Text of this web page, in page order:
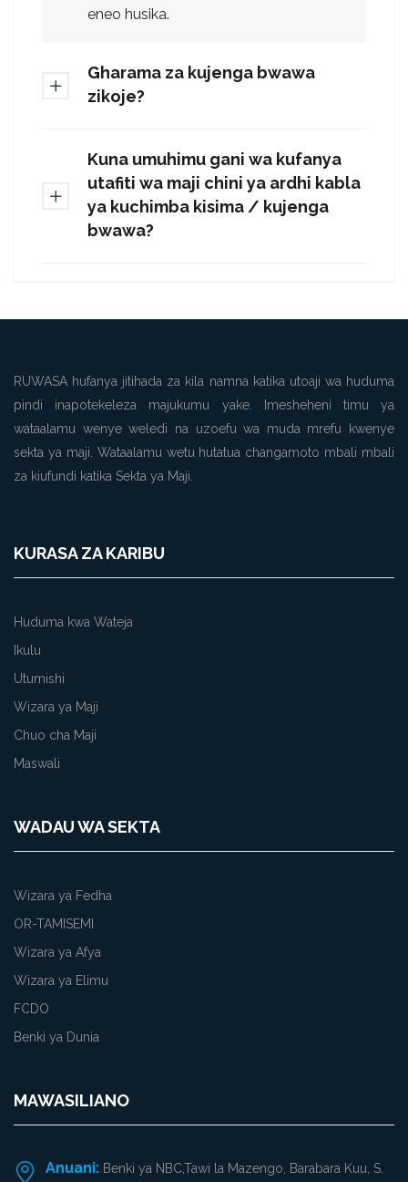
eneo husika.
Gharama za kujenga bwawa
zikoje?
Kuna umuhimu gani wa kufanya
utafiti wa maji chini ya ardhi kabla
ya kuchimba kisima / kujenga
bwawa?
RUWASA hufanya jitihada za kila namna katika utoaji wa huduma
pindi inapotekeleza majukumu yake. Imesheheni timu ya
wataalamu wenye weledi na uzoefu wa muda mrefu kwenye
sekta ya maji. Wataalamu wetu hutatua changamoto mbali mbali
za kiufundi katika Sekta ya Maji.
KURASA ZA KARIBU
Huduma kwa Wateja
Ikulu
Utumishi
Wizara ya Maji
Chuo cha Maji
Maswali
WADAU WA SEKTA
Wizara ya Fedha
OR-TAMISEMI
Wizara ya Afya
Wizara ya Elimu
FCDO
Benki ya Dunia
MAWASILIANO
Anuani: Benki ya NBC,Tawi la Mazengo, Barabara Kuu, S.